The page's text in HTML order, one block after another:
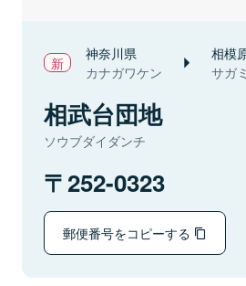
神奈川県
カナガワケン
相模
サガ
相武台団地
ソウブダイダンチ
252-0323
郵便番号をコピーする